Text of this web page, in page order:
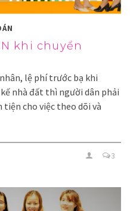
khi chuyển
lệ phí trước bạ khi
nhà đất thì người dân phải
cho việc theo dõi và
3